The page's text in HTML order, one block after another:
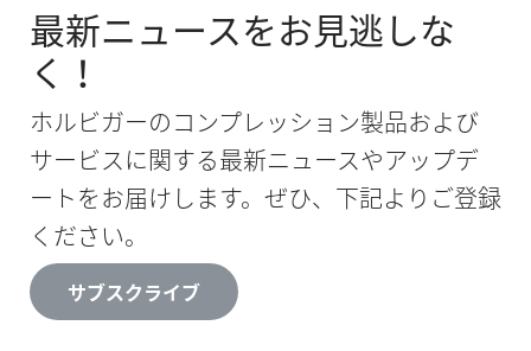
最新ニュースをお見逃しな
く！
ホルビガーのコンプレッション製品および
サービスに関する最新ニュースやアップデ
ートをお届けします。ぜひ、下記よりご登録
ください。
サブスクライブ